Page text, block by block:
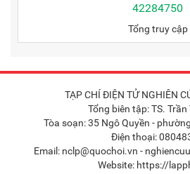
42284750
Tổng truy cập
TẠP CHÍ ĐIỆN TỬ NGHIÊN
Tổng biên tập: TS. Trần
Tòa soạn: 35 Ngô Quyền -
Điện thoại:
Email: nclp@quochoi.vn -
Website: https://